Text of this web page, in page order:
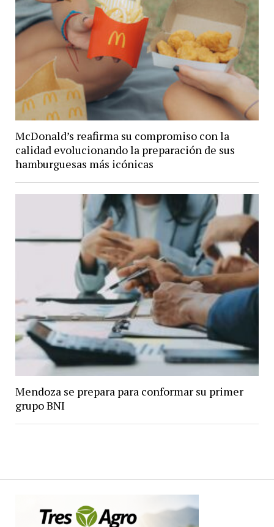
McDonald’s reafirma su compromiso con la
calidad evolucionando la preparación de sus
hamburguesas más icónicas
Mendoza se prepara para conformar su primer
grupo BNI